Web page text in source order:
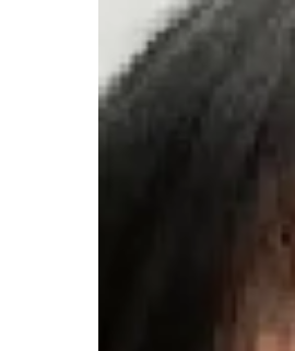
Çekimi,
Diş
Dolgusu
ve